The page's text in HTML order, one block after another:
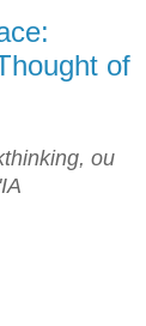
of
ou